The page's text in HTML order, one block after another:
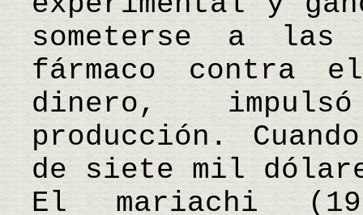
someterse a las
fármaco contra
dinero,
producción.
de siete mil
El mariachi